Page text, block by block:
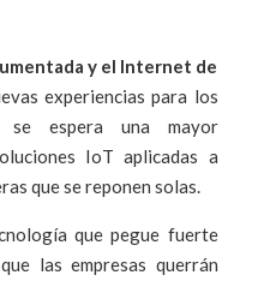
y el Internet de
experiencias para los
se espera una mayor
IoT aplicadas a
que se reponen solas.
que pegue fuerte
las empresas querrán